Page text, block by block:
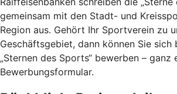
gemeinsam mit den Stadt- und
Region aus. Gehört Ihr Sportverein zu
Geschäftsgebiet, dann können Sie sich
„Sternen des Sports“ bewerben – ganz
Bewerbungsformular.